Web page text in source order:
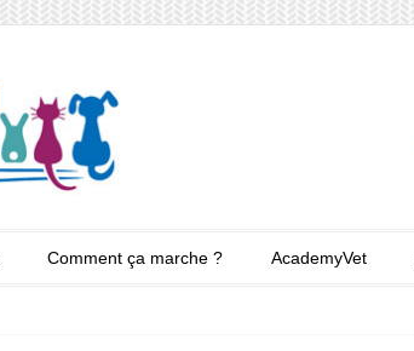
Comment ça marche ? AcademyVet